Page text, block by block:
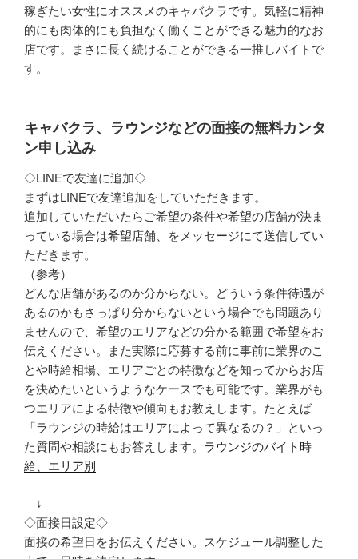
稼ぎたい女性にオススメのキャバクラです。気軽に精神
的にも肉体的にも負担なく働くことができる魅力的なお
店です。まさに長く続けることができる一推しバイトで
す。
キャバクラ、ラウンジなどの面接の無料カンタ
ン申し込み
◇LINEで友達に追加◇
まずはLINEで友達追加をしていただきます。
追加していただいたらご希望の条件や希望の店舗が決ま
っている場合は希望店舗、をメッセージにて送信してい
ただきます。
（参考）
どんな店舗があるのか分からない。どういう条件待遇が
あるのかもさっぱり分からないという場合でも問題あり
ませんので、希望のエリアなどの分かる範囲で希望をお
伝えください。また実際に応募する前に事前に業界のこ
とや時給相場、エリアごとの特徴などを知ってからお店
を決めたいというようなケースでも可能です。業界がも
つエリアによる特徴や傾向もお教えします。たとえば
「ラウンジの時給はエリアによって異なるの？」といっ
た質問や相談にもお答えします。 ラウンジのバイト時
給、エリア別
↓
◇面接日設定◇
面接の希望日をお伝えください。スケジュール調整した